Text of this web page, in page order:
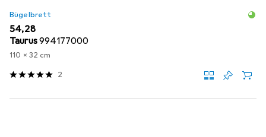
Bügelbrett
EUR
54,28
Taurus994177000
110 x 32 cm
2